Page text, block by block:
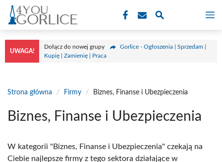
Przejdź
treści
UWAGA!
Dołącz do nowej grupy
Gorlice - Ogłoszenia | Sprzedam |
Kupię | Zamienię | Praca
Strona główna / Firmy / Biznes, Finanse i Ubezpieczenia
Biznes, Finanse i Ubezpieczenia
W kategorii "Biznes, Finanse i Ubezpieczenia" czekają na
Ciebie najlepsze firmy z tego sektora działające w